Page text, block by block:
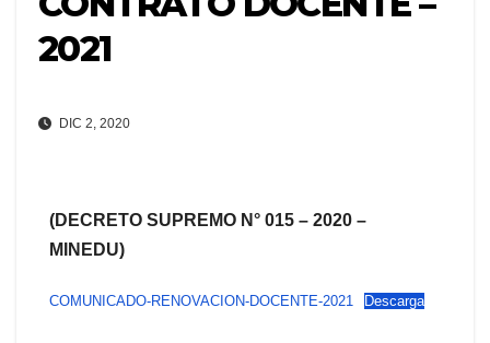
2021
DIC 2, 2020
(DECRETO SUPREMO N° 015 – 2020 –
MINEDU)
COMUNICADO-RENOVACION-DOCENTE-2021 Descarga